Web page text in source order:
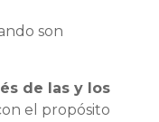
son
de las y los
el propósito